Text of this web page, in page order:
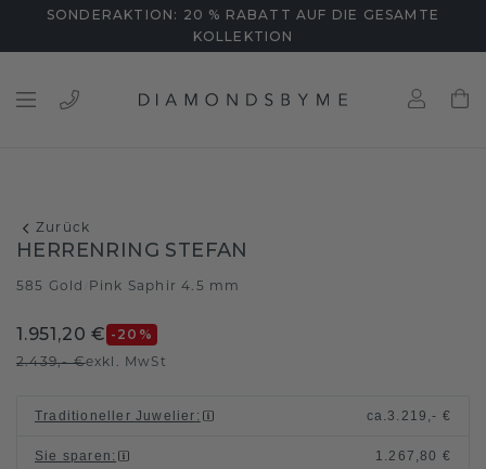
SONDERAKTION: 20 % RABATT AUF DIE GESAMTE
KOLLEKTION
Zurück
HERRENRING STEFAN
585 Gold Pink Saphir 4.5 mm
1.951,20 € -20 %
2.439,- €exkl. MwSt
Traditioneller Juwelier : ca.3.219,- €
Sie sparen : 1.267,80 €